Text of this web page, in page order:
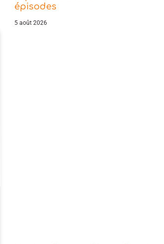
épisodes
5 août 2026